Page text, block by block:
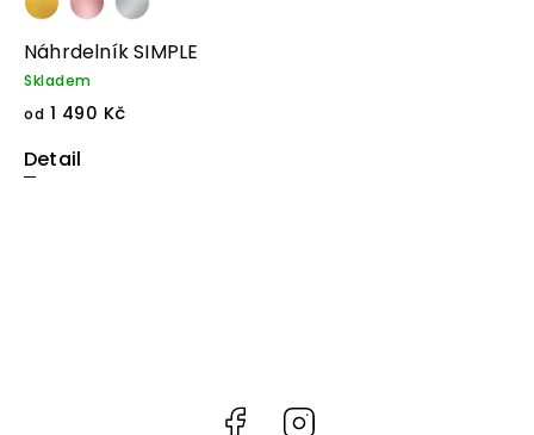
Náhrdelník SIMPLE
Skladem
od 1 490 Kč
Detail
Facebook